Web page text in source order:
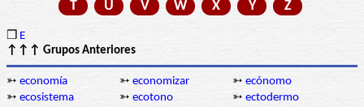
T
U V W X Y Z
❒ E
↑↑↑ Grupos Anteriores
➳ economía ➳ economizar ➳ ecónomo
➳ ecosistema ➳ ecotono ➳ ectodermo